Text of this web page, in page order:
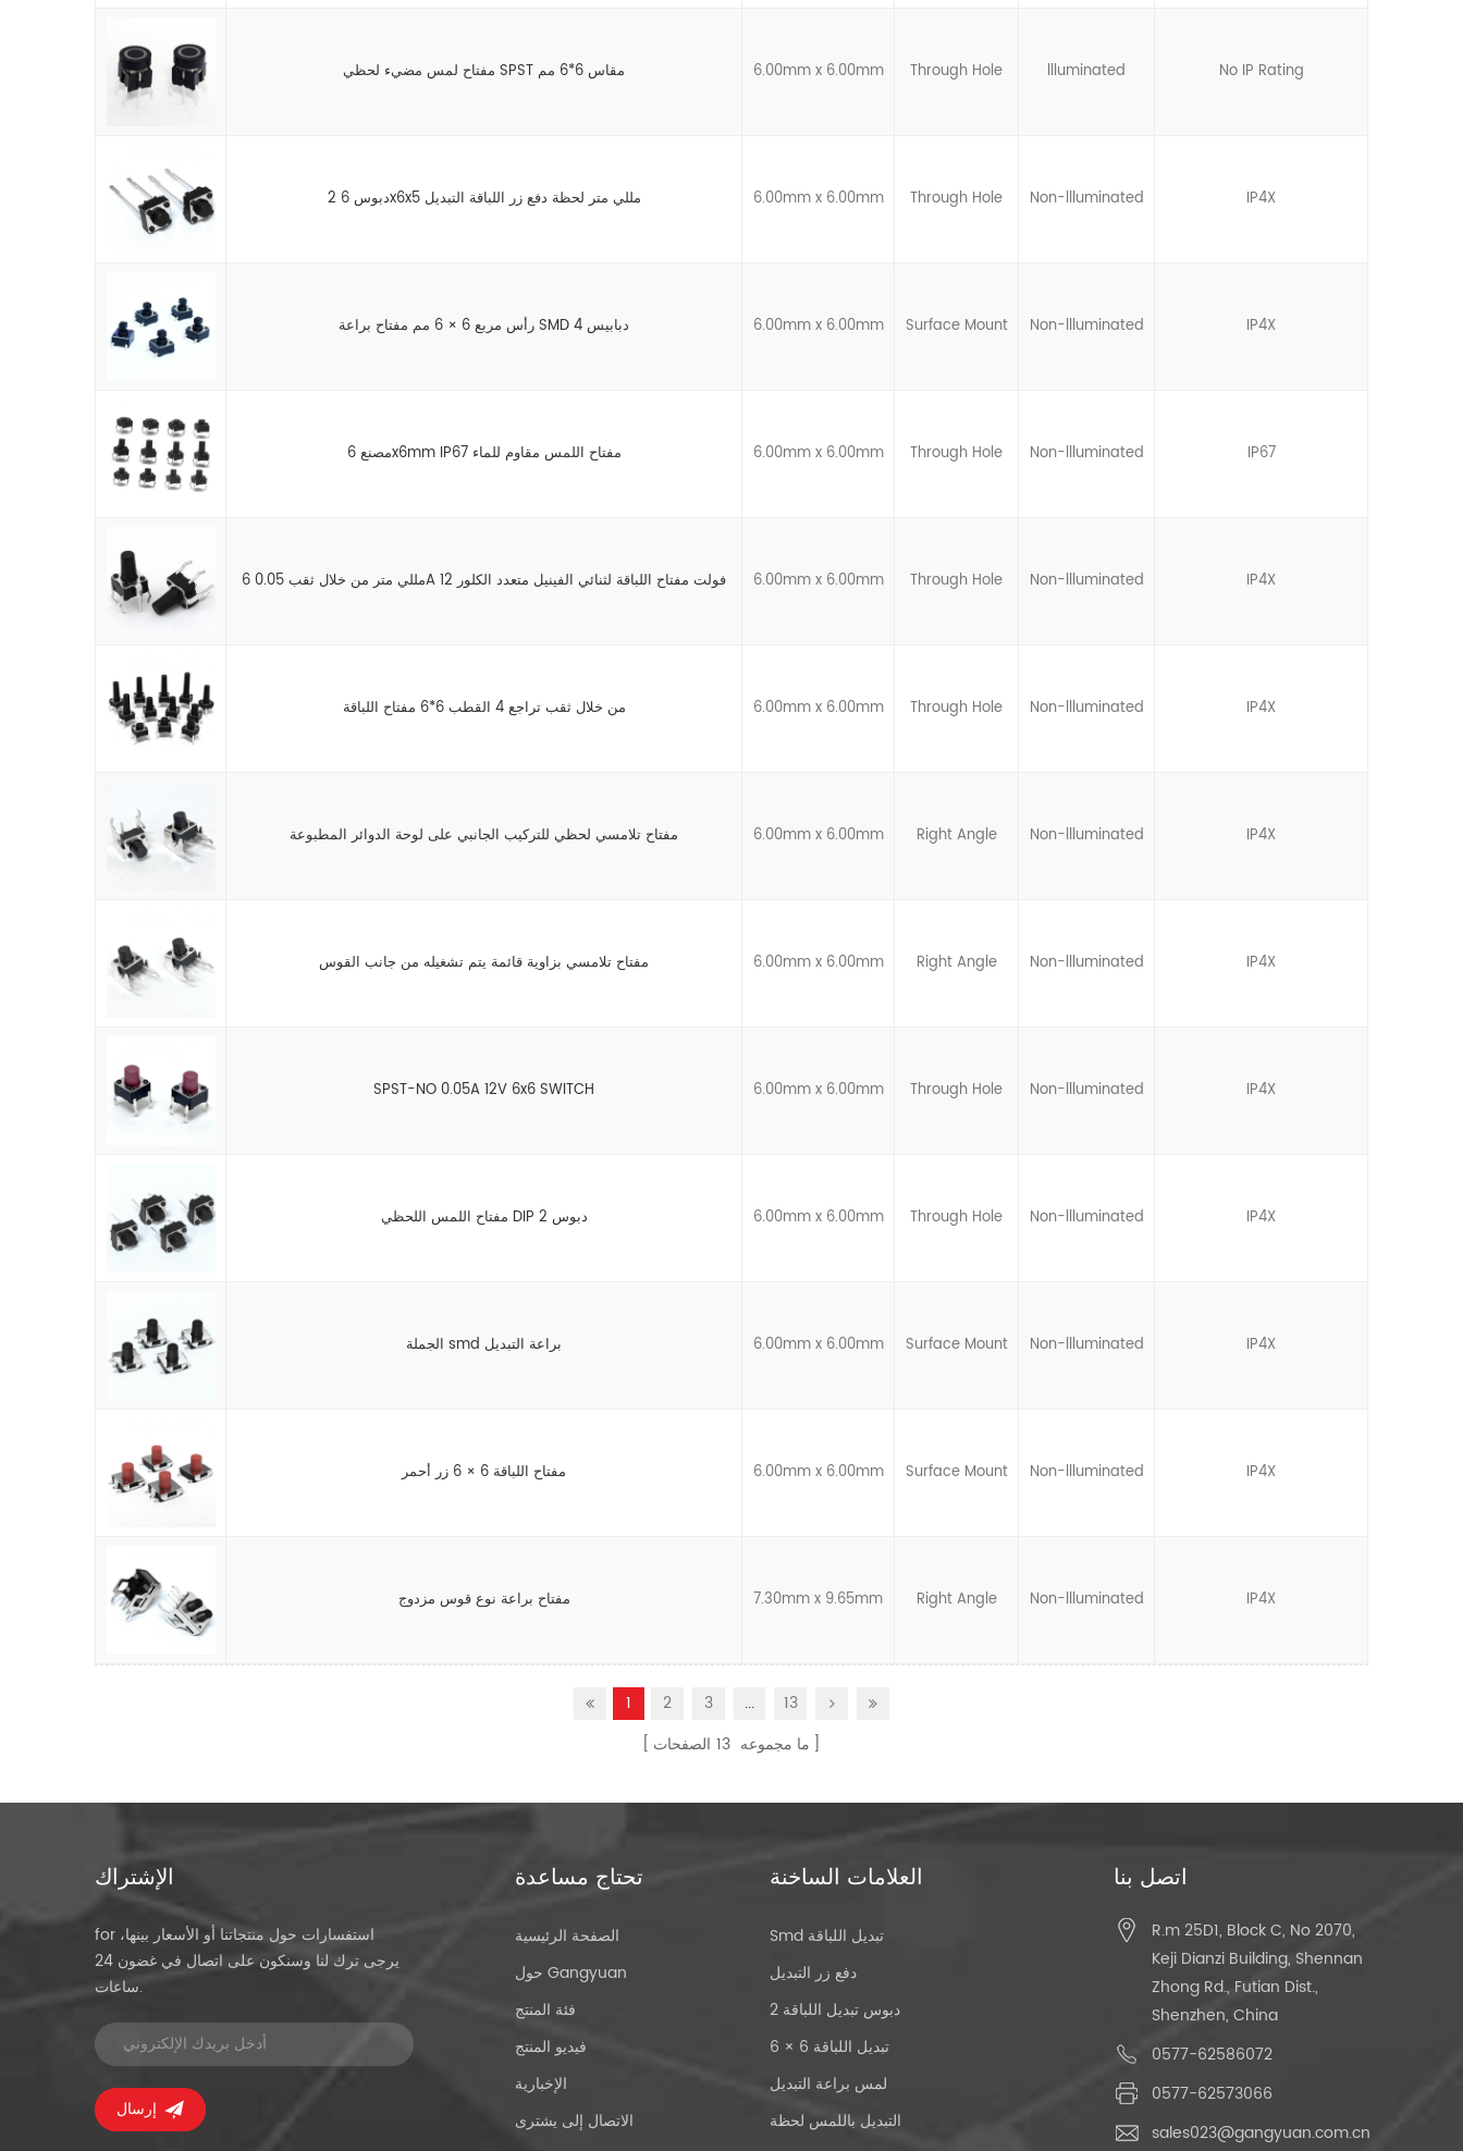
مفتاح لمس مضيء لحظي SPST مقاس 6*6 مم 6.00mm x 6.00mm Through Hole llluminated No IP Rating
2 دبوس 6x6x5 مللي متر لحظة دفع زر اللباقة التبديل 6.00mm x 6.00mm Through Hole Non-llluminated IP4X
رأس مربع 6 × 6 مم مفتاح براعة SMD 4 دبابيس 6.00mm x 6.00mm Surface Mount Non-llluminated IP4X
مصنع 6x6mm IP67 مفتاح اللمس مقاوم للماء 6.00mm x 6.00mm Through Hole Non-llluminated IP67
6 مللي متر من خلال ثقب 0.05A 12 فولت مفتاح اللباقة لثنائي الفينيل متعدد الكلور 6.00mm x 6.00mm Through Hole Non-llluminated IP4X
من خلال ثقب تراجع 4 القطب 6*6 مفتاح اللباقة 6.00mm x 6.00mm Through Hole Non-llluminated IP4X
مفتاح تلامسي لحظي للتركيب الجانبي على لوحة الدوائر المطبوعة 6.00mm x 6.00mm Right Angle Non-llluminated IP4X
مفتاح تلامسي بزاوية قائمة يتم تشغيله من جانب القوس 6.00mm x 6.00mm Right Angle Non-llluminated IP4X
SPST-NO 0.05A 12V 6x6 SWITCH 6.00mm x 6.00mm Through Hole Non-llluminated IP4X
مفتاح اللمس اللحظي DIP 2 دبوس 6.00mm x 6.00mm Through Hole Non-llluminated IP4X
الجملة smd براعة التبديل 6.00mm x 6.00mm Surface Mount Non-llluminated IP4X
مفتاح اللباقة 6 × 6 زر أحمر 6.00mm x 6.00mm Surface Mount Non-llluminated IP4X
مفتاح براعة نوع قوس مزدوج 7.30mm x 9.65mm Right Angle Non-llluminated IP4X
1 2 3 ...
13
ما مجموعه 13 الصفحات
الإشتراك
for استفسارات حول منتجاتنا أو الأسعار بينها،
يرجى ترك لنا وسنكون على اتصال في غضون 24
ساعات.
تحتاج مساعدة
الصفحة الرئيسية
حول Gangyuan
فئة المنتج
فيديو المنتج
الإخبارية
الاتصال إلى يشترى
العلامات الساخنة
Smd تبديل اللباقة
دفع زر التبديل
2 دبوس تبديل اللباقة
6 × 6 تبديل اللباقة
لمس براعة التبديل
التبديل باللمس لحظة
اتصل بنا
R.m 25D1, Block C, No 2070,
Keji Dianzi Building, Shennan
Zhong Rd., Futian Dist.,
Shenzhen, China
0577-62586072
0577-62573066
sales023@gangyuan.com.cn